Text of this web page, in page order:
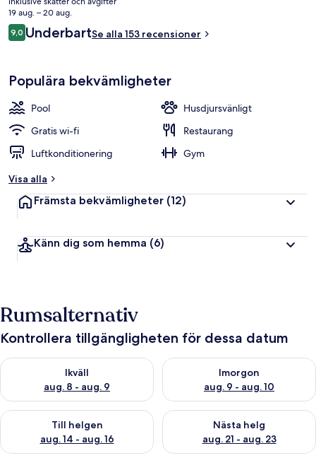
priset
är
5 113 kr
19 aug. – 20 aug.
Recensioner
9,09,0 av 10,
UnderbartSe alla 153 recensioner
Populära bekvämligheter
Pool
Husdjursvänligt
Gratis wi-fi
Restaurang
Luftkonditionering
Gym
Visa alla
Främsta bekvämligheter (12)
Känn dig som hemma (6)
Rumsalternativ
Kontrollera tillgängligheten för dessa datum
Ikväll
aug. 8 - aug. 9
Kontrollera tillgängligheten för ikväll aug. 8 - aug. 9
Imorgon
aug. 9 - aug. 10
Kontrollera tillgängligheten
Till helgen
aug. 14 - aug. 16
Kontrollera tillgängligheten för den här helgen aug. 14 - aug.
Nästa helg
aug. 21 - aug. 23
Kontrollera tillgängligheten